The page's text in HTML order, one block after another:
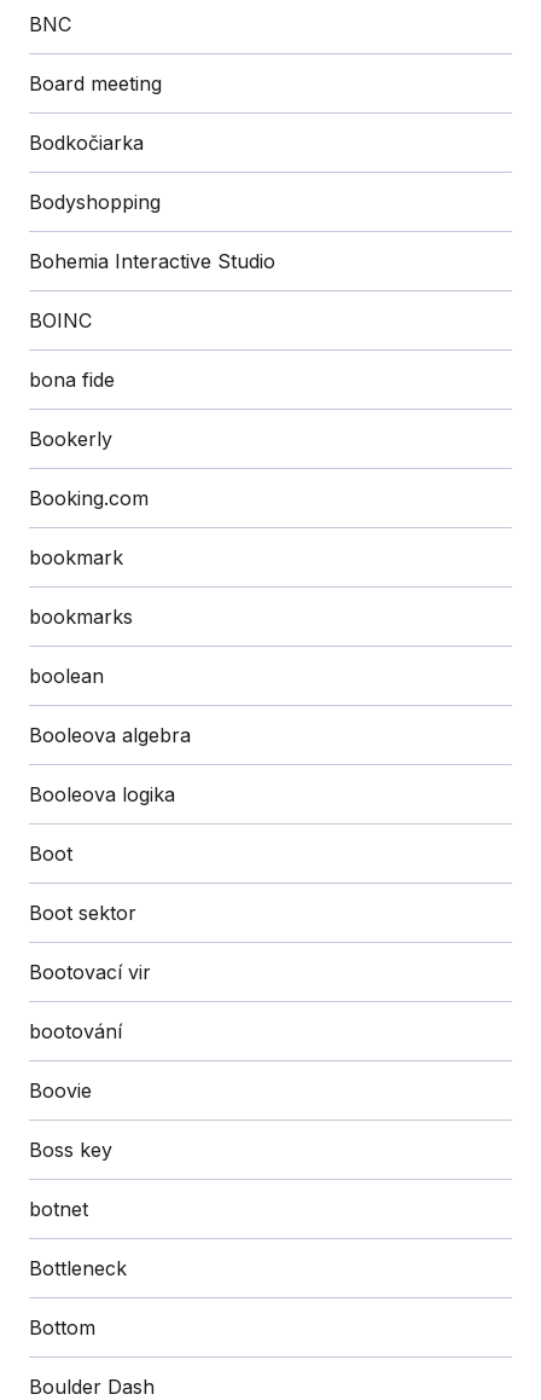
BNC
Board meeting
Bodkočiarka
Bodyshopping
Bohemia Interactive Studio
BOINC
bona fide
Bookerly
Booking.com
bookmark
bookmarks
boolean
Booleova algebra
Booleova logika
Boot
Boot sektor
Bootovací vir
bootování
Boovie
Boss key
botnet
Bottleneck
Bottom
Boulder Dash